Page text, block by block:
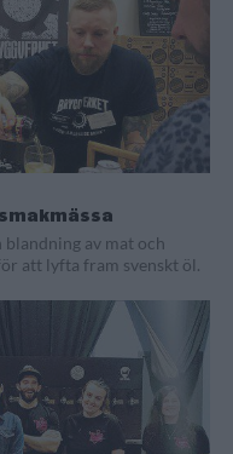
blandning av mat och
att lyfta fram svenskt öl.